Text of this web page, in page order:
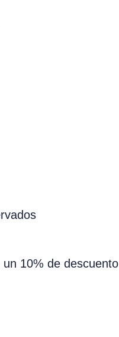
10% de descuento